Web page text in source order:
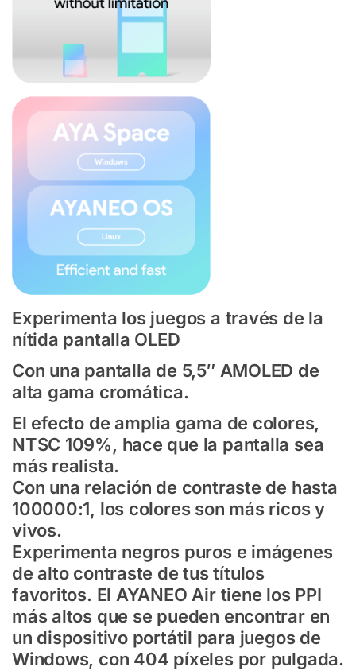
Experimenta los juegos a través de la
nítida pantalla OLED
Con una pantalla de 5,5″ AMOLED de
alta gama cromática.
El efecto de amplia gama de colores,
NTSC 109%, hace que la pantalla sea
más realista.
Con una relación de contraste de hasta
100000:1, los colores son más ricos y
vivos.
Experimenta negros puros e imágenes
de alto contraste de tus títulos
favoritos. El AYANEO Air tiene los PPI
más altos que se pueden encontrar en
un dispositivo portátil para juegos de
Windows, con 404 píxeles por pulgada.